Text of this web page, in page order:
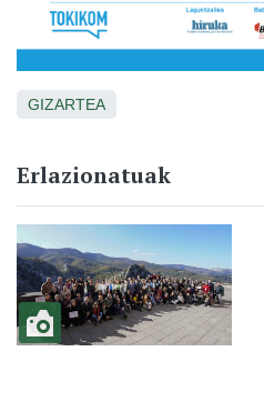
GIZARTEA
Erlazionatuak